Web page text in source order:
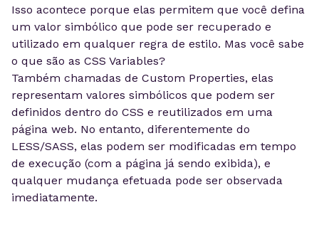
Isso acontece porque elas permitem que você defina
um valor simbólico que pode ser recuperado e
utilizado em qualquer regra de estilo. Mas você sabe
o que são as CSS Variables?
Também chamadas de Custom Properties, elas
representam valores simbólicos que podem ser
definidos dentro do CSS e reutilizados em uma
página web. No entanto, diferentemente do
LESS/SASS, elas podem ser modificadas em tempo
de execução (com a página já sendo exibida), e
qualquer mudança efetuada pode ser observada
imediatamente.